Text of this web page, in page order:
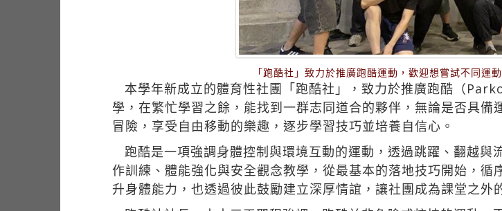
「跑酷社」致力於推廣跑酷運動，歡迎想嘗試不同運
本學年新成立的體育性社團「跑酷社」，致力於推廣跑酷（
學，在繁忙學習之餘，能找到一群志同道合的夥伴，無論是否具
冒險，享受自由移動的樂趣，逐步學習技巧並培養自信心。
跑酷是一項強調身體控制與環境互動的運動，透過跳躍、翻越
作訓練、體能強化與安全觀念教學，從最基本的落地技巧開始，
升身體能力，也透過彼此鼓勵建立深厚情誼，讓社團成為課堂之外